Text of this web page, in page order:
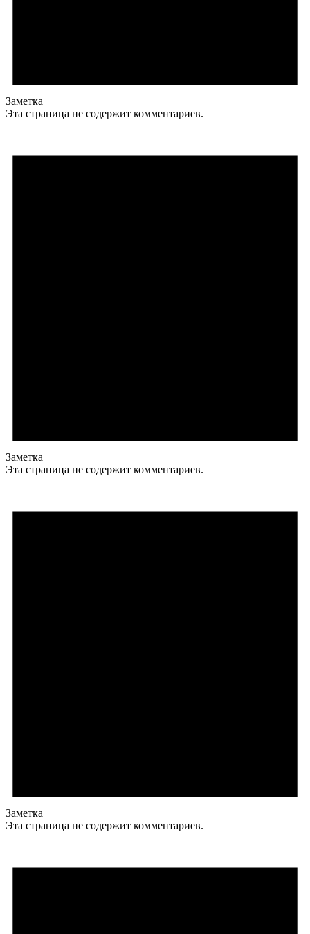
Заметка
Эта страница не содержит комментариев.
Заметка
Эта страница не содержит комментариев.
Заметка
Эта страница не содержит комментариев.